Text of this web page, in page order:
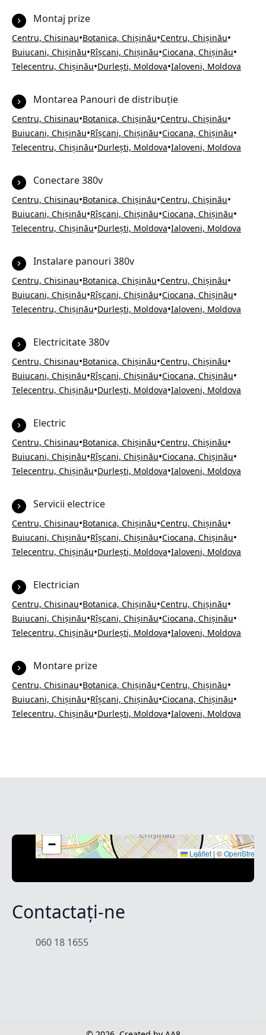
Montaj prize
Centru, Chisinau•Botanica, Chișinău•Centru, Chișinău•
Buiucani, Chișinău•Rîșcani, Chișinău•Ciocana, Chișinău•
Telecentru, Chișinău•Durlești, Moldova•Ialoveni, Moldova
Montarea Panouri de distribuție
Centru, Chisinau•Botanica, Chișinău•Centru, Chișinău•
Buiucani, Chișinău•Rîșcani, Chișinău•Ciocana, Chișinău•
Telecentru, Chișinău•Durlești, Moldova•Ialoveni, Moldova
Conectare 380v
Centru, Chisinau•Botanica, Chișinău•Centru, Chișinău•
Buiucani, Chișinău•Rîșcani, Chișinău•Ciocana, Chișinău•
Telecentru, Chișinău•Durlești, Moldova•Ialoveni, Moldova
Instalare panouri 380v
Centru, Chisinau•Botanica, Chișinău•Centru, Chișinău•
Buiucani, Chișinău•Rîșcani, Chișinău•Ciocana, Chișinău•
Telecentru, Chișinău•Durlești, Moldova•Ialoveni, Moldova
Electricitate 380v
Centru, Chisinau•Botanica, Chișinău•Centru, Chișinău•
Buiucani, Chișinău•Rîșcani, Chișinău•Ciocana, Chișinău•
Telecentru, Chișinău•Durlești, Moldova•Ialoveni, Moldova
Electric
Centru, Chisinau•Botanica, Chișinău•Centru, Chișinău•
Buiucani, Chișinău•Rîșcani, Chișinău•Ciocana, Chișinău•
Telecentru, Chișinău•Durlești, Moldova•Ialoveni, Moldova
Servicii electrice
Centru, Chisinau•Botanica, Chișinău•Centru, Chișinău•
Buiucani, Chișinău•Rîșcani, Chișinău•Ciocana, Chișinău•
Telecentru, Chișinău•Durlești, Moldova•Ialoveni, Moldova
Electrician
Centru, Chisinau•Botanica, Chișinău•Centru, Chișinău•
Buiucani, Chișinău•Rîșcani, Chișinău•Ciocana, Chișinău•
Telecentru, Chișinău•Durlești, Moldova•Ialoveni, Moldova
Montare prize
Centru, Chisinau•Botanica, Chișinău•Centru, Chișinău•
Buiucani, Chișinău•Rîșcani, Chișinău•Ciocana, Chișinău•
Telecentru, Chișinău•Durlești, Moldova•Ialoveni, Moldova
−
Leaflet | ©
Contactați-ne
060 18 1655